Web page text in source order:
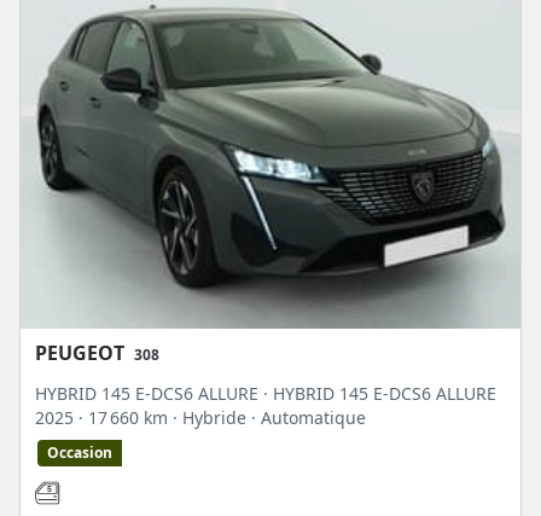
PEUGEOT 308
HYBRID 145 E-DCS6 ALLURE · HYBRID 145 E-DCS6 ALLURE
2025 · 17 660 km · Hybride · Automatique
Occasion